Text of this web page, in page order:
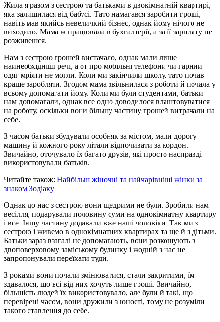
Жила я разом з сестрою та батьками в двокімнатній квартирі,
яка залишилася від бабусі. Тато намагався заробити гроші,
навіть мав якийсь невеличкий бізнес, однак йому нічого не
виходило. Мама ж працювала в бухгалтерії, а за її зарплату не
розживешся.
Нам з сестрою грошей вистачало, однак мали лише
найнеобхідніші речі, а от про мобільні телефони чи гарний
одяг мріяти не могли. Коли ми закінчили школу, тато почав
краще заробляти. Згодом мама звільнилася з роботи й почала у
всьому допомагати йому. Коли ми були студентами, батьки
нам допомагали, однак все одно доводилося влаштовуватися
на роботу, оскільки вони більшу частину грошей витрачали на
себе.
З часом батьки збудували особняк за містом, мали дорогу
машину й кожного року літали відпочивати за кордон.
Звичайно, оточувало їх багато друзів, які просто насправді
використовували батьків.
Читайте також: Найбільш жіночні та найчарівніші жінки за
знаком Зодіаку
Однак до нас з сестрою вони щедрими не були. Зробили нам
весілля, подарували половину суми на однокімнатну квартиру
і все. Іншу частину додавали вже наші чоловіки. Так ми з
сестрою і живемо в однокімнатних квартирах та ще й з дітьми.
Батьки зараз взагалі не допомагають, вони розкошують в
двоповерховому заміському будинку і жодній з нас не
запропонували переїхати туди.
З роками вони почали змінюватися, стали закритими, їм
здавалося, що всі від них хочуть лише гроші. Звичайно,
більшість людей їх використовувало, але були й такі, що
перевірені часом, вони дружили з юності, тому не розуміли
такого ставлення до себе.